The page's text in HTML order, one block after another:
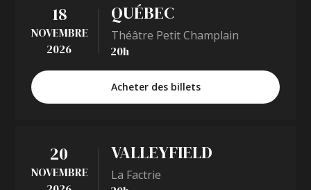
18
NOVEMBRE
2026
QUÉBEC
Théâtre Petit Champlain
20h
Acheter des billets
20
NOVEMBRE
VALLEYFIELD
La Factrie